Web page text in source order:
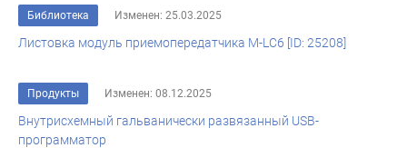
Библиотека Изменен: 25.03.2025
Листовка модуль приемопередатчика M-LC6 [ID: 25208]
Продукты Изменен: 08.12.2025
Внутрисхемный гальванически развязанный USB-
программатор